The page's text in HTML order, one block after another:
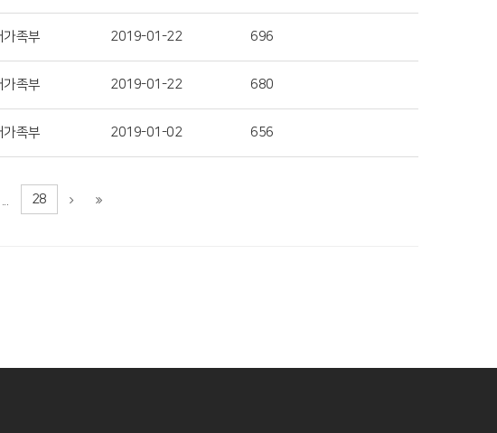
가족부 2019-01-22 696
가족부 2019-01-22 680
가족부 2019-01-02 656
28